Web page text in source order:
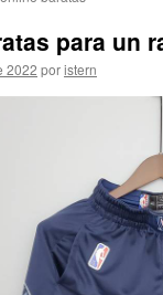
para un
2022 poristern